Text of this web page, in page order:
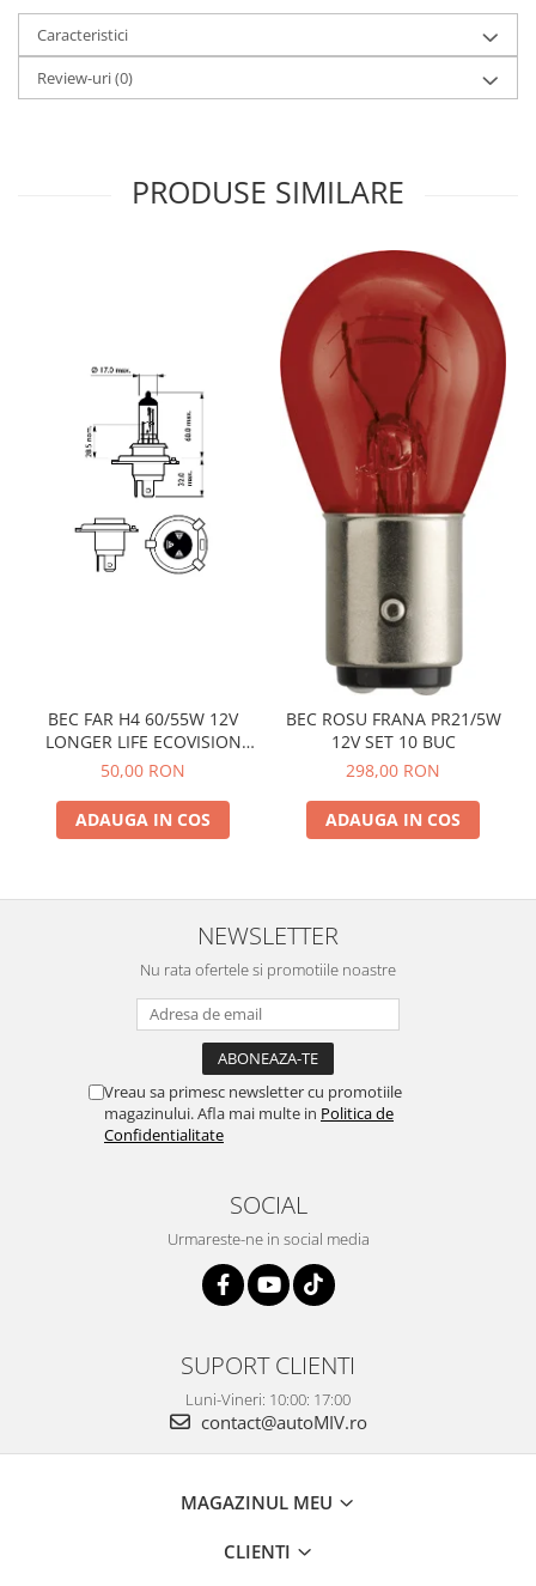
Caracteristici
Review-uri(0)
PRODUSE SIMILARE
BEC FAR H4 60/55W 12V
LONGER LIFE ECOVISION
PHILIPS
50,00 RON
ADAUGA IN COS
BEC ROSU FRANA PR21/5W
12V SET 10 BUC
298,00 RON
ADAUGA IN COS
NEWSLETTER
Nu rata ofertele si promotiile noastre
Vreau sa primesc newsletter cu promotiile
magazinului. Afla mai multe in Politica de
Confidentialitate
SOCIAL
Urmareste-ne in social media
SUPORT CLIENTI
Luni-Vineri: 10:00: 17:00
contact@autoMIV.ro
MAGAZINUL MEU
CLIENTI